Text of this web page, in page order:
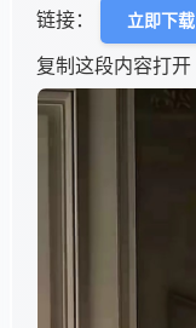
链接：
立即下载
复制这段内容打开